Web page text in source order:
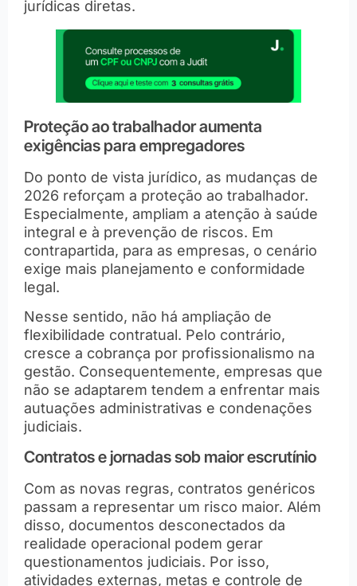
jurídicas diretas.
Proteção ao trabalhador aumenta
exigências para empregadores
Do ponto de vista jurídico, as mudanças de
2026 reforçam a proteção ao trabalhador.
Especialmente, ampliam a atenção à saúde
integral e à prevenção de riscos. Em
contrapartida, para as empresas, o cenário
exige mais planejamento e conformidade
legal.
Nesse sentido, não há ampliação de
flexibilidade contratual. Pelo contrário,
cresce a cobrança por profissionalismo na
gestão. Consequentemente, empresas que
não se adaptarem tendem a enfrentar mais
autuações administrativas e condenações
judiciais.
Contratos e jornadas sob maior escrutínio
Com as novas regras, contratos genéricos
passam a representar um risco maior. Além
disso, documentos desconectados da
realidade operacional podem gerar
questionamentos judiciais. Por isso,
atividades externas, metas e controle de